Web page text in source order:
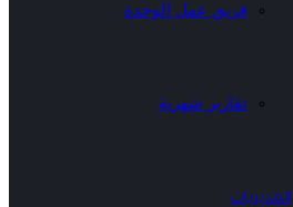
فريق عمل الوحدة
تقارير شهرية
المديريات